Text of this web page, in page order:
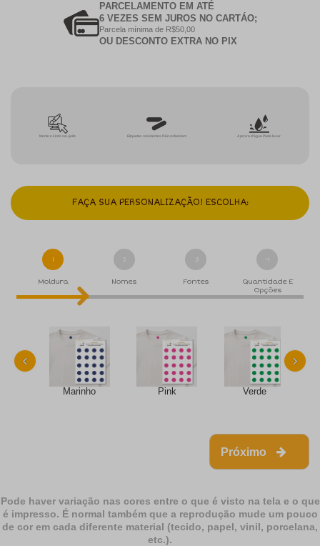
PARCELAMENTO EM ATÉ
6 VEZES SEM JUROS NO CARTÁO;
Parcela mínima de R$50,00
OU DESCONTO EXTRA NO PIX
Monte o kit do seu jeito Etiquetas resistentes Não esfarelam A prova d'água Pode lavar
FAÇA SUA PERSONALIZAÇÃO! ESCOLHA:
1
Moldura
2
Nomes
3
Fontes
4
Quantidade E
Opções
Marinho Pink Verde
‹ ›
Próximo
Pode haver variação nas cores entre o que é visto na tela e o que
é impresso. É normal também que a reprodução mude um pouco
de cor em cada diferente material (tecido, papel, vinil, porcelana,
etc.).